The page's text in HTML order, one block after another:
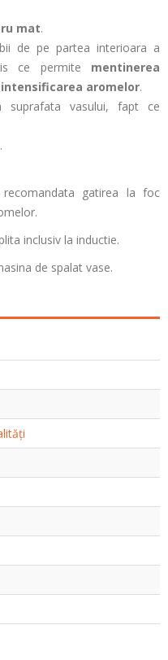
mat.
de pe partea interioara a
ce permite mentinerea
intensificarea aromelor.
vasului, fapt ce
gatirea la foc
inclusiv la inductie.
de spalat vase.